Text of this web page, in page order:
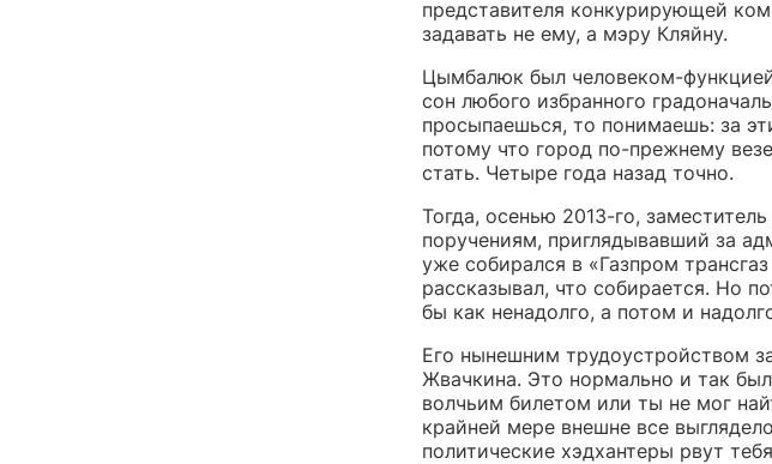
представителя конкурирующей
задавать не ему, а мэру Кляйну.
Цымбалюк был человеком-
сон любого избранного
просыпаешься, то понимаешь: за
потому что город по-прежнему
стать. Четыре года назад точно.
Тогда, осенью 2013-го,
поручениям, приглядывавший за
уже собирался в «Газпром
рассказывал, что собирается. Но
бы как ненадолго, а потом и
Его нынешним трудоустройством
Жвачкина. Это нормально и так
волчьим билетом или ты не мог
крайней мере внешне все
политические хэдхантеры рвут